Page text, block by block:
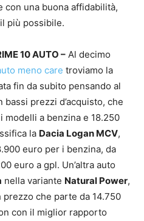
una buona affidabilità,
più possibile.
10 AUTO – Al decimo
meno care troviamo la
fin da subito pensando al
prezzi d’acquisto, che
modelli a benzina e 18.250
la Dacia Logan MCV,
euro per i benzina, da
euro a gpl. Un’altra auto
nella variante Natural Power,
che parte da 14.750
con il miglior rapporto